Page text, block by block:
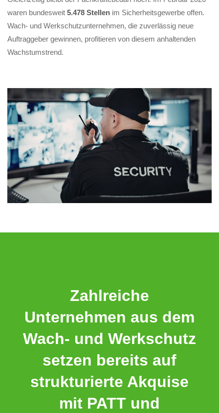
waren bundesweit 5.478 Stellen im Sicherheitsgewerbe offen.
Wach- und Werkschutzunternehmen, die zuverlässig neue
Auftraggeber gewinnen, profitieren von diesem anhaltenden
Wachstumstrend.
Zahlreiche
Unternehmen aus dem
Wach- und Werkschutz
setzen bereits auf
strukturierte Akquise
mit PATT und